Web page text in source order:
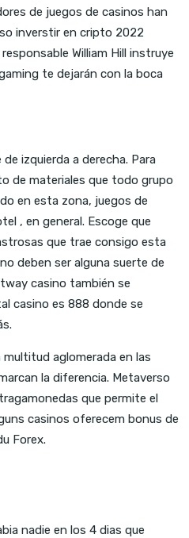
de juegos de casinos han
inverstir en cripto 2022
William Hill instruye
te dejarán con la boca
izquierda a derecha. Para
de materiales que todo grupo
en esta zona, juegos de
, en general. Escoge que
que trae consigo esta
deben ser alguna suerte de
casino también se
casino es 888 donde se
aglomerada en las
la diferencia. Metaverso
que permite el
casinos oferecem bonus de
Forex.
nadie en los 4 dias que